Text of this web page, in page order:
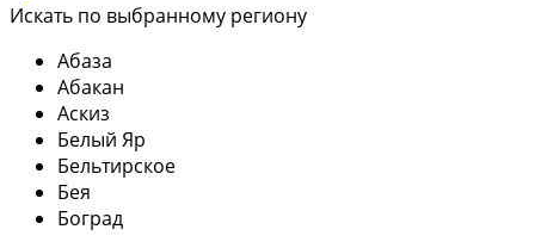
Искать по выбранному региону
Абаза
Абакан
Аскиз
Белый Яр
Бельтирское
Бея
Боград